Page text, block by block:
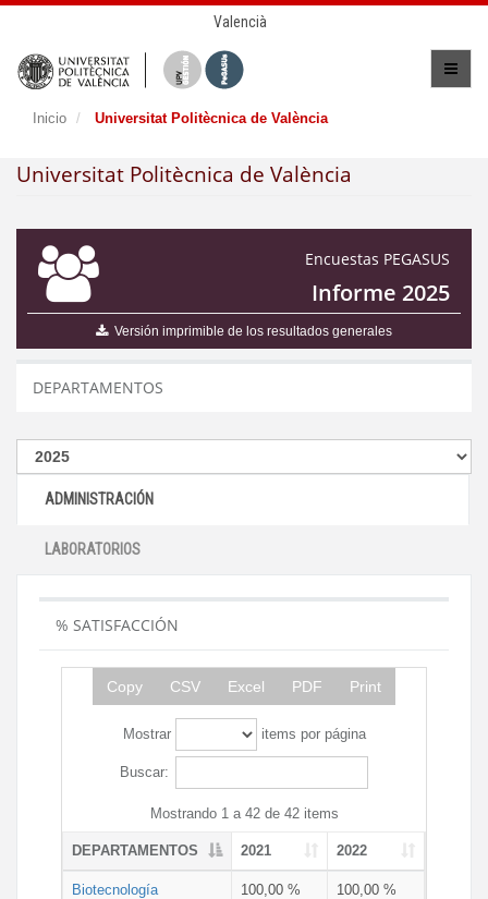
Valencià
Inicio Universitat Politècnica de València
Universitat Politècnica de València
Encuestas PEGASUS
Informe 2025
Versión imprimible de los resultados generales
DEPARTAMENTOS
ADMINISTRACIÓN
LABORATORIOS
% SATISFACCIÓN
Copy CSV Excel PDF Print
Mostrar items por página
Buscar:
Mostrando 1 a 42 de 42 items
DEPARTAMENTOS 2021 2022
Biotecnología 100,00 % 100,00 %